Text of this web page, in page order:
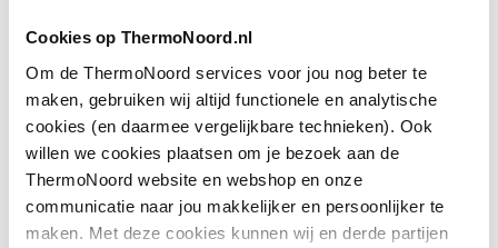
Cookies op ThermoNoord.nl
Om de ThermoNoord services voor jou nog beter te
maken, gebruiken wij altijd functionele en analytische
cookies (en daarmee vergelijkbare technieken). Ook
willen we cookies plaatsen om je bezoek aan de
ThermoNoord website en webshop en onze
communicatie naar jou makkelijker en persoonlijker te
maken. Met deze cookies kunnen wij en derde partijen
Geschikt voor montage
met zijwand
Ja
Geschikt voor montage
op douchebak
Ja
Geschikt voor montage
op tegelvloer
Ja
Downloads
Exploded_view application/postscript
Sfeerbeeld image/jpeg,579 KB